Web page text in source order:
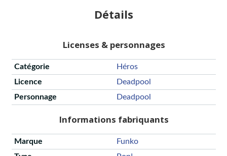
Détails
Licenses & personnages
Catégorie
Héros
Licence
Deadpool
Personnage
Deadpool
Informations fabriquants
Marque
Funko